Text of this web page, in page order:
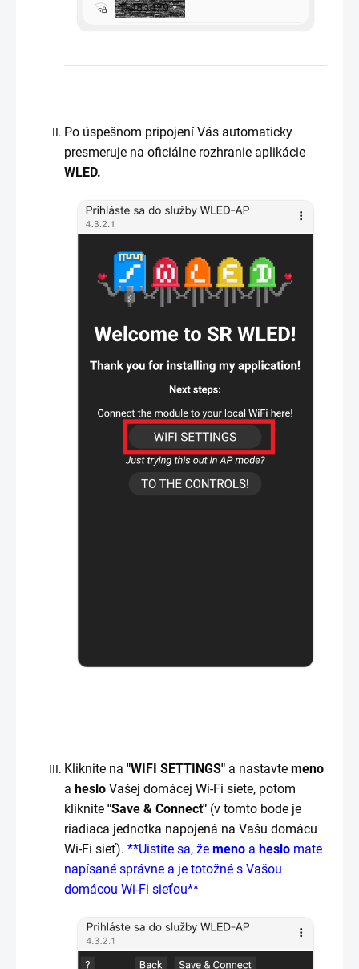
Po úspešnom pripojení Vás automaticky
presmeruje na oficiálne rozhranie aplikácie
WLED.
Kliknite na "WIFI SETTINGS" a nastavte meno
a heslo Vašej domácej Wi-Fi siete, potom
kliknite "Save & Connect" (v tomto bode je
riadiaca jednotka napojená na Vašu domácu
Wi-Fi sieť). **Uistite sa, že meno a heslo mate
napísané správne a je totožné s Vašou
domácou Wi-Fi sieťou**